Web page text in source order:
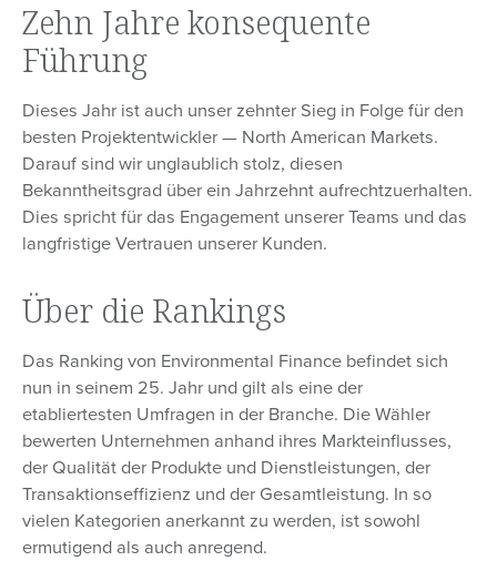
Zehn Jahre konsequente
Führung
Dieses Jahr ist auch unser zehnter Sieg in Folge für den
besten Projektentwickler — North American Markets.
Darauf sind wir unglaublich stolz, diesen
Bekanntheitsgrad über ein Jahrzehnt aufrechtzuerhalten.
Dies spricht für das Engagement unserer Teams und das
langfristige Vertrauen unserer Kunden.
Über die Rankings
Das Ranking von Environmental Finance befindet sich
nun in seinem 25. Jahr und gilt als eine der
etabliertesten Umfragen in der Branche. Die Wähler
bewerten Unternehmen anhand ihres Markteinflusses,
der Qualität der Produkte und Dienstleistungen, der
Transaktionseffizienz und der Gesamtleistung. In so
vielen Kategorien anerkannt zu werden, ist sowohl
ermutigend als auch anregend.